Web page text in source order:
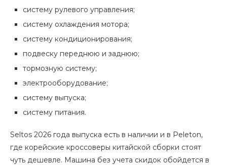
систему рулевого управления;
систему охлаждения мотора;
систему кондиционирования;
подвеску переднюю и заднюю;
тормозную систему;
электрооборудование;
систему выпуска;
систему питания.
Seltos 2026 года выпуска есть в наличии и в Peleton,
где корейские кроссоверы китайской сборки стоят
чуть дешевле. Машина без учета скидок обойдется в